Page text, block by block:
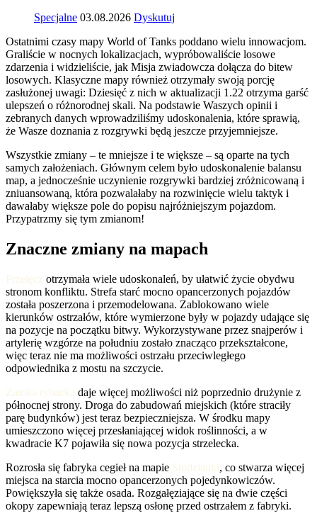
Specjalne 03.08.2026 Dyskutuj
Ostatnimi czasy mapy World of Tanks poddano wielu innowacjom.
Graliście w nocnych lokalizacjach, wypróbowaliście losowe
zdarzenia i widzieliście, jak Misja zwiadowcza dołącza do bitew
losowych. Klasyczne mapy również otrzymały swoją porcję
zasłużonej uwagi: Dziesięć z nich w aktualizacji 1.22 otrzyma garść
ulepszeń o różnorodnej skali. Na podstawie Waszych opinii i
zebranych danych wprowadziliśmy udoskonalenia, które sprawią,
że Wasze doznania z rozgrywki będą jeszcze przyjemniejsze.
Wszystkie zmiany – te mniejsze i te większe – są oparte na tych
samych założeniach. Głównym celem było udoskonalenie balansu
map, a jednocześnie uczynienie rozgrywki bardziej zróżnicowaną i
zniuansowaną, która pozwalałaby na rozwinięcie wielu taktyk i
dawałaby większe pole do popisu najróżniejszym pojazdom.
Przypatrzmy się tym zmianom!
Znaczne zmiany na mapach
Przełęcz otrzymała wiele udoskonaleń, by ułatwić życie obydwu
stronom konfliktu. Strefa starć mocno opancerzonych pojazdów
została poszerzona i przemodelowana. Zablokowano wiele
kierunków ostrzałów, które wymierzone były w pojazdy udające się
na pozycje na początku bitwy. Wykorzystywane przez snajperów i
artylerię wzgórze na południu zostało znacząco przekształcone,
więc teraz nie ma możliwości ostrzału przeciwległego
odpowiednika z mostu na szczycie.
Zatoka rybacka daje więcej możliwości niż poprzednio drużynie z
północnej strony. Droga do zabudowań miejskich (które straciły
parę budynków) jest teraz bezpieczniejsza. W środku mapy
umieszczono więcej przesłaniającej widok roślinności, a w
kwadracie K7 pojawiła się nowa pozycja strzelecka.
Rozrosła się fabryka cegieł na mapie Studzianki, co stwarza więcej
miejsca na starcia mocno opancerzonych pojedynkowiczów.
Powiększyła się także osada. Rozgałęziające się na dwie części
okopy zapewniają teraz lepszą osłonę przed ostrzałem z fabryki.